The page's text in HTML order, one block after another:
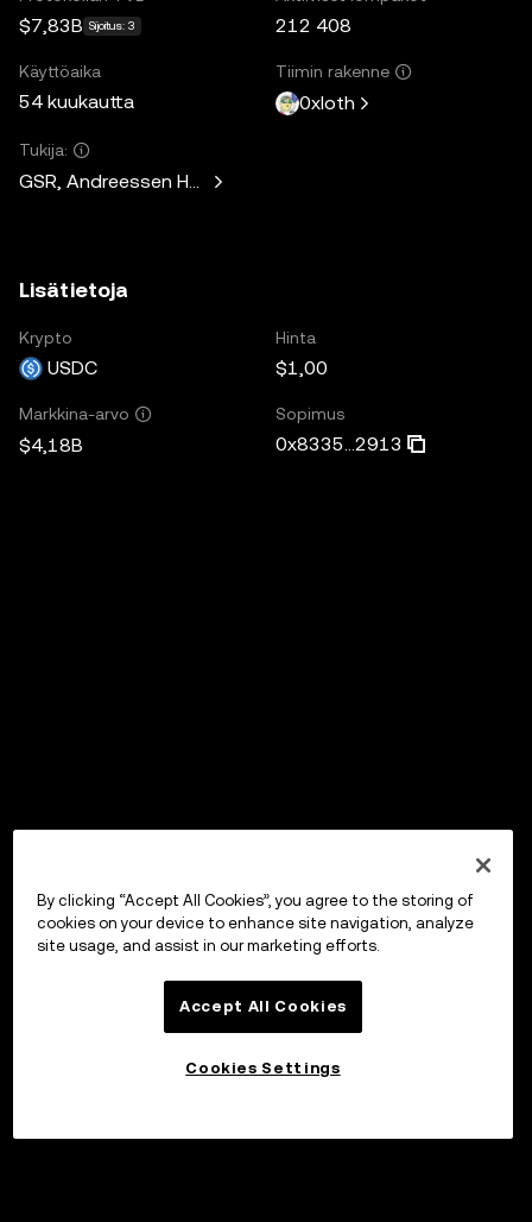
$7,83B Sijoitus: 3 212 408
Käyttöaika
54 kuukautta
Tiimin rakenne
0xloth
Tukija:
GSR, Andreessen Horowitz, Mechanism Capital, Variant
Lisätietoja
Krypto
USDC
Hinta
$1,00
Markkina-arvo
$4,18B
Sopimus
0x8335...2913
By clicking “Accept All Cookies”, you agree to the storing of
cookies on your device to enhance site navigation, analyze
site usage, and assist in our marketing efforts.
Accept All Cookies
Cookies Settings